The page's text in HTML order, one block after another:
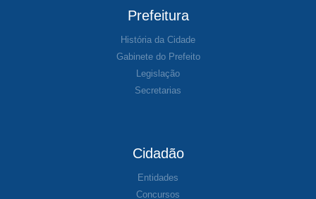
Prefeitura
História da Cidade
Gabinete do Prefeito
Legislação
Secretarias
Cidadão
Entidades
Concursos